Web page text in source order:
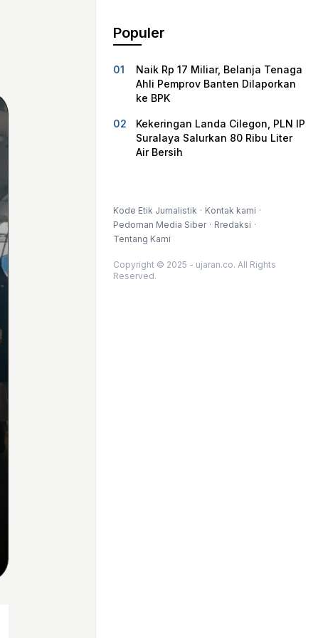
Populer
Naik Rp 17 Miliar, Belanja Tenaga
Ahli Pemprov Banten Dilaporkan
ke BPK
Kekeringan Landa Cilegon, PLN IP
Suralaya Salurkan 80 Ribu Liter
Air Bersih
Kode Etik Jurnalistik
Kontak kami
Pedoman Media Siber
Rredaksi
Tentang Kami
Copyright © 2025 - ujaran.co. All Rights
Reserved.